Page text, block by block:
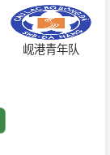
岘港青年队